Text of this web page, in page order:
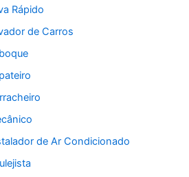
Rápido
de Carros
de Ar Condicionado